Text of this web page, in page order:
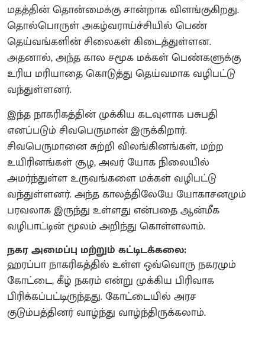
மதத்தின் தொன்மைக்கு சான்றாக விளங்குகிறது.
தொல்பொருள் அகழ்வராய்ச்சியில் பெண்
தெய்வங்களின் சிலைகள் கிடைத்துள்ளன.
அதனால், அந்த கால சமூக மக்கள் பெண்களுக்கு
உரிய மரியாதை கொடுத்து தெய்வமாக வழிபட்டு
வந்துள்ளனர்.
இந்த நாகரிகத்தின் முக்கிய கடவுளாக பசுபதி
எனப்படும் சிவபெருமான் இருக்கிறார்.
சிவபெருமானை சுற்றி விலங்கினங்கள், மற்ற
உயிரினங்கள் சூழ, அவர் யோக நிலையில்
அமர்ந்துள்ள உருவங்களை மக்கள் வழிபட்டு
வந்துள்ளனர். அந்த காலத்திலேயே யோகாசனமும்
பரவலாக இருந்து உள்ளது என்பதை ஆன்மீக
வழிபாட்டின் மூலம் அறிந்து கொள்ளலாம்.
நகர அமைப்பு மற்றும் கட்டிடக்கலை:
ஹரப்பா நாகரிகத்தில் உள்ள ஒவ்வொரு நகரமும்
கோட்டை, கீழ் நகரம் என்று முக்கிய பிரிவாக
பிரிக்கப்பட்டிருந்தது. கோட்டையில் அரச
குடும்பத்தினர் வாழ்ந்து வாழ்ந்திருக்கலாம்.